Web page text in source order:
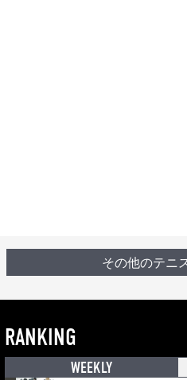
その他のテニ
RANKING
WEEKLY